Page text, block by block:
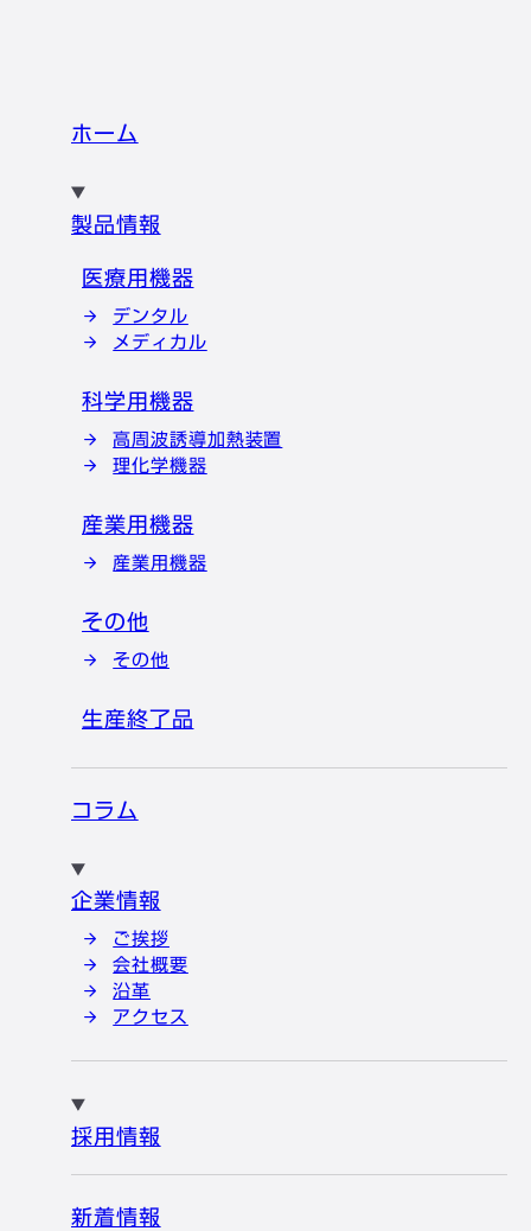
ホーム
製品情報
医療用機器
デンタル
メディカル
科学用機器
高周波誘導加熱装置
理化学機器
産業用機器
産業用機器
その他
その他
生産終了品
コラム
企業情報
ご挨拶
会社概要
沿革
アクセス
採用情報
新着情報